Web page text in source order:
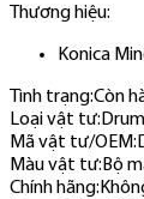
Thương hiệu:
Konica
Tình trạng:Còn
Loại vật tư:
Mã vật tư/OEM:
Màu vật tư: Bộ
Chính hãng: